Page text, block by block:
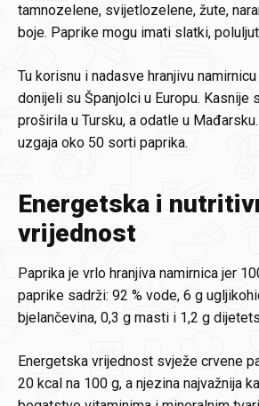
tamnozelene, svijetlozelene, žute,
boje. Paprike mogu imati slatki,
Tu korisnu i nadasve hranjivu
donijeli su Španjolci u Europu. Kasnije
proširila u Tursku, a odatle u
uzgaja oko 50 sorti paprika.
Energetska i
vrijednost
Paprika je vrlo hranjiva namirnica jer
paprike sadrži: 92 % vode, 6 g
bjelančevina, 0,3 g masti i 1,2 g
Energetska vrijednost svježe crvene
20 kcal na 100 g, a njezina najvažnija